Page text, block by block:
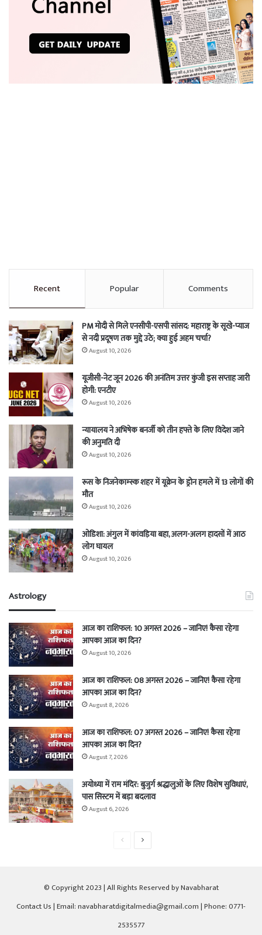
Recent Popular Comments
PM मोदी से मिले एनसीपी-एसपी सांसद: महाराष्ट्र के सूखे-प्याज
से नदी प्रदूषण तक मुद्दे उठे; क्या हुई अहम चर्चा?
August 10, 2026
यूजीसी-नेट जून 2026 की अनंतिम उत्तर कुंजी इस सप्ताह जारी
होगी: एनटीए
August 10, 2026
न्यायालय ने अभिषेक बनर्जी को तीन हफ्ते के लिए विदेश जाने
की अनुमति दी
August 10, 2026
रूस के निजनेकाम्स्क शहर में यूक्रेन के ड्रोन हमले में 13 लोगों की
मौत
August 10, 2026
ओडिशा: अंगुल में कांवड़िया बहा, अलग-अलग हादसों में आठ
लोग घायल
August 10, 2026
Astrology
आज का राशिफल: 10 अगस्त 2026 – जानिए! कैसा रहेगा
आपका आज का दिन?
August 10, 2026
आज का राशिफल: 08 अगस्त 2026 – जानिए! कैसा रहेगा
आपका आज का दिन?
August 8, 2026
आज का राशिफल: 07 अगस्त 2026 – जानिए! कैसा रहेगा
आपका आज का दिन?
August 7, 2026
अयोध्या में राम मंदिर: बुजुर्ग श्रद्धालुओं के लिए विशेष सुविधाएं,
पास सिस्टम में बड़ा बदलाव
August 6, 2026
PreviousNext
© Copyright 2023 | All Rights Reserved by Navabharat
Contact Us| Email: navabharatdigitalmedia@gmail.com | Phone: 0771-
2535577